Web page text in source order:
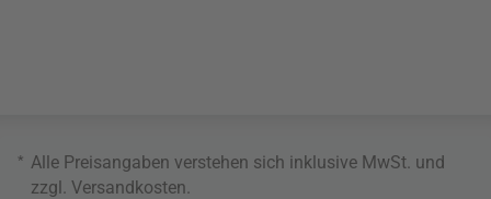
* Alle Preisangaben verstehen sich inklusive MwSt. und
zzgl. Versandkosten